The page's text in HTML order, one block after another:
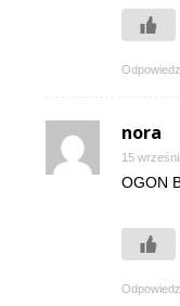
Odpowiedz
nora
15
OGON
Odpowiedz